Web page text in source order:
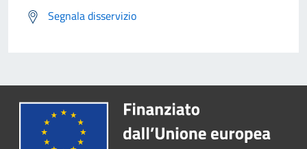
Segnala disservizio